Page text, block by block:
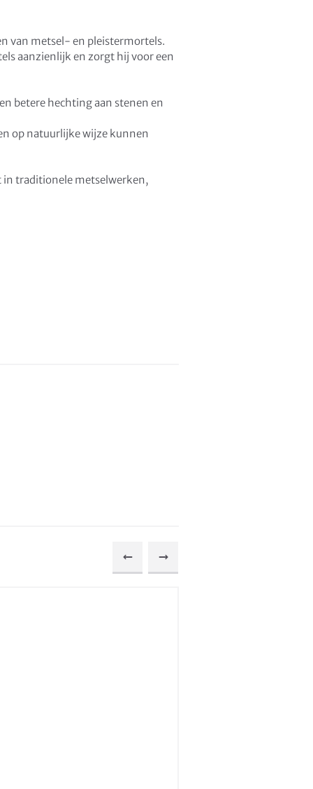
van metsel- en pleistermortels.
aanzienlijk en zorgt hij voor een
betere hechting aan stenen en
op natuurlijke wijze kunnen
in traditionele metselwerken,